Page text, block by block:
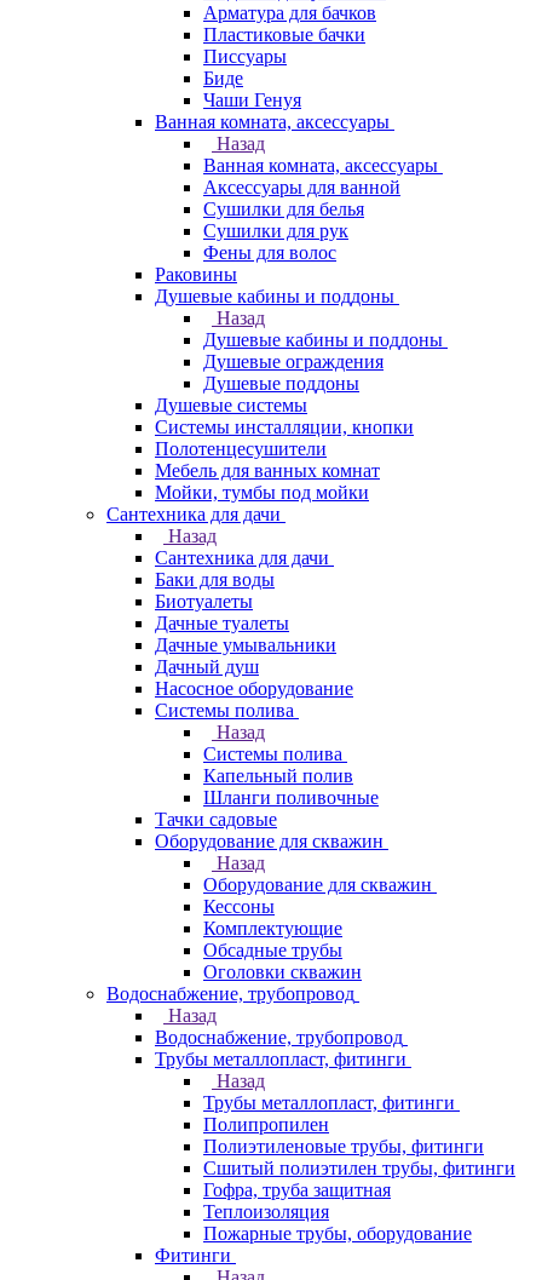
Арматура для бачков
Пластиковые бачки
Писсуары
Биде
Чаши Генуя
Ванная комната, аксессуары
Назад
Ванная комната, аксессуары
Аксессуары для ванной
Сушилки для белья
Сушилки для рук
Фены для волос
Раковины
Душевые кабины и поддоны
Назад
Душевые кабины и поддоны
Душевые ограждения
Душевые поддоны
Душевые системы
Системы инсталляции, кнопки
Полотенцесушители
Мебель для ванных комнат
Мойки, тумбы под мойки
Сантехника для дачи
Назад
Сантехника для дачи
Баки для воды
Биотуалеты
Дачные туалеты
Дачные умывальники
Дачный душ
Насосное оборудование
Системы полива
Назад
Системы полива
Капельный полив
Шланги поливочные
Тачки садовые
Оборудование для скважин
Назад
Оборудование для скважин
Кессоны
Комплектующие
Обсадные трубы
Оголовки скважин
Водоснабжение, трубопровод
Назад
Водоснабжение, трубопровод
Трубы металлопласт, фитинги
Назад
Трубы металлопласт, фитинги
Полипропилен
Полиэтиленовые трубы, фитинги
Сшитый полиэтилен трубы, фитинги
Гофра, труба защитная
Теплоизоляция
Пожарные трубы, оборудование
Фитинги